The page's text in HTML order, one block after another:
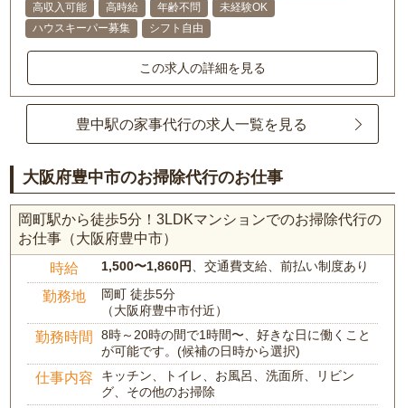
高収入可能
高時給 年齢不問
未経験OK
ハウスキーパー募集
シフト自由
この求人の詳細を見る
豊中駅の家事代行の求人一覧を見る
大阪府豊中市のお掃除代行のお仕事
岡町駅から徒歩5分！3LDKマンションでのお掃除代行の
お仕事（大阪府豊中市）
時給 1,500〜1,860円 、交通費支給、前払い制度あり
勤務地
岡町 徒歩5分
（大阪府豊中市付近）
勤務時間
8時～20時の間で1時間〜、好きな日に働くこと
が可能です。(候補の日時から選択)
仕事内容
キッチン、トイレ、お風呂、洗面所、リビン
グ、その他のお掃除